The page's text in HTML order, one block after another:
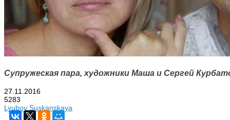
Супружеская пара, художники Маша и Сергей
27.11.2016
5283
Lyubov Suskanskaya